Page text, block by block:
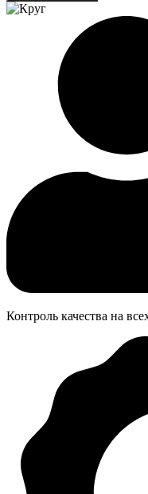
Контроль качества на